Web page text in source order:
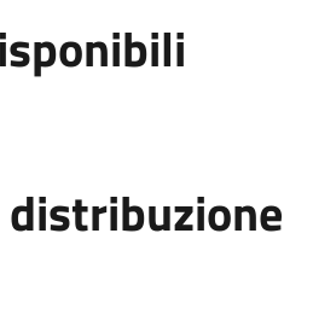
distribuzione